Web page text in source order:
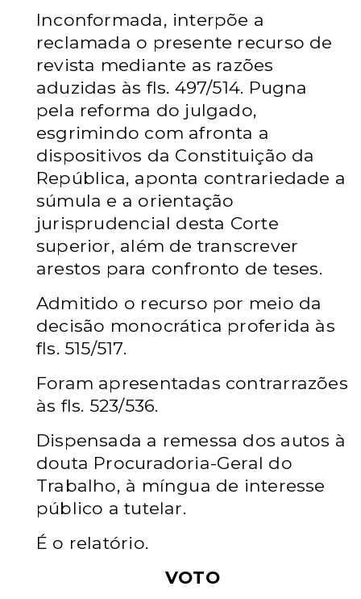
Inconformada, interpõe a
reclamada o presente recurso de
revista mediante as razões
aduzidas às fls. 497/514. Pugna
pela reforma do julgado,
esgrimindo com afronta a
dispositivos da Constituição da
República, aponta contrariedade a
súmula e a orientação
jurisprudencial desta Corte
superior, além de transcrever
arestos para confronto de teses.
Admitido o recurso por meio da
decisão monocrática proferida às
fls. 515/517.
Foram apresentadas contrarrazões
às fls. 523/536.
Dispensada a remessa dos autos à
douta Procuradoria-Geral do
Trabalho, à míngua de interesse
público a tutelar.
É o relatório.
VOTO